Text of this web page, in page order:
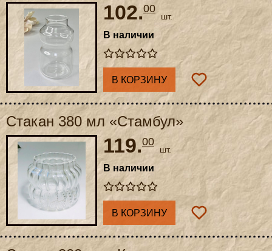
102.00
шт.
В наличии
В КОРЗИНУ
Стакан 380 мл «Стамбул»
119.00
шт.
В наличии
В КОРЗИНУ